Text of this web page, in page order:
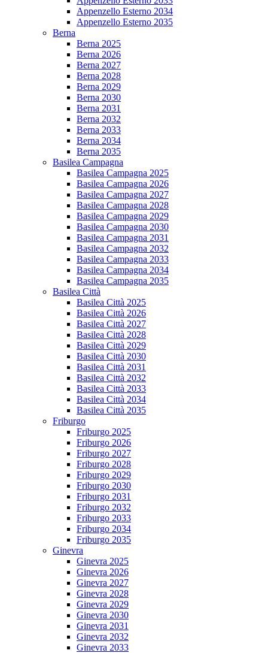
Appenzello Esterno 2034
Appenzello Esterno 2035
Berna
Berna 2025
Berna 2026
Berna 2027
Berna 2028
Berna 2029
Berna 2030
Berna 2031
Berna 2032
Berna 2033
Berna 2034
Berna 2035
Basilea Campagna
Basilea Campagna 2025
Basilea Campagna 2026
Basilea Campagna 2027
Basilea Campagna 2028
Basilea Campagna 2029
Basilea Campagna 2030
Basilea Campagna 2031
Basilea Campagna 2032
Basilea Campagna 2033
Basilea Campagna 2034
Basilea Campagna 2035
Basilea Città
Basilea Città 2025
Basilea Città 2026
Basilea Città 2027
Basilea Città 2028
Basilea Città 2029
Basilea Città 2030
Basilea Città 2031
Basilea Città 2032
Basilea Città 2033
Basilea Città 2034
Basilea Città 2035
Friburgo
Friburgo 2025
Friburgo 2026
Friburgo 2027
Friburgo 2028
Friburgo 2029
Friburgo 2030
Friburgo 2031
Friburgo 2032
Friburgo 2033
Friburgo 2034
Friburgo 2035
Ginevra
Ginevra 2025
Ginevra 2026
Ginevra 2027
Ginevra 2028
Ginevra 2029
Ginevra 2030
Ginevra 2031
Ginevra 2032
Ginevra 2033